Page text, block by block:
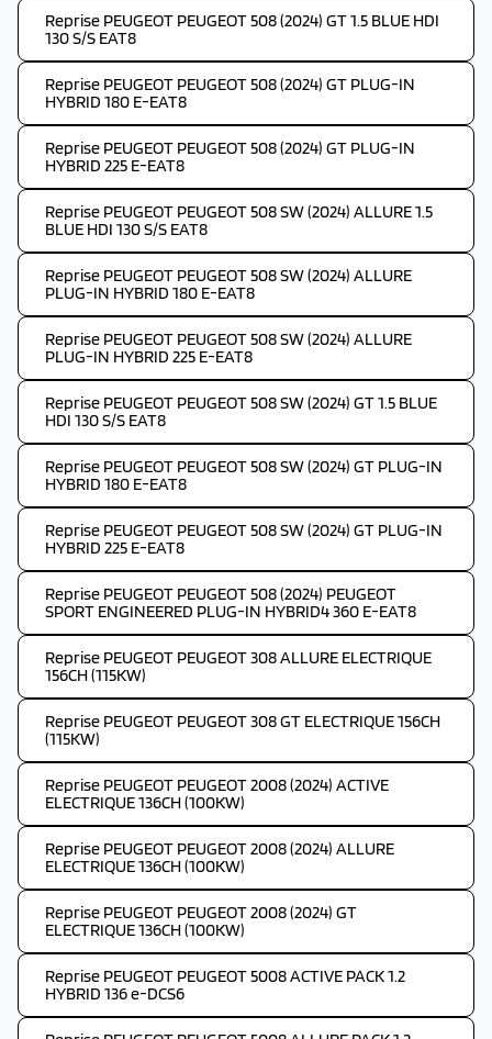
Reprise PEUGEOT PEUGEOT 508 (2024) GT 1.5 BLUE HDI
130 S/S EAT8
Reprise PEUGEOT PEUGEOT 508 (2024) GT PLUG-IN
HYBRID 180 E-EAT8
Reprise PEUGEOT PEUGEOT 508 (2024) GT PLUG-IN
HYBRID 225 E-EAT8
Reprise PEUGEOT PEUGEOT 508 SW (2024) ALLURE 1.5
BLUE HDI 130 S/S EAT8
Reprise PEUGEOT PEUGEOT 508 SW (2024) ALLURE
PLUG-IN HYBRID 180 E-EAT8
Reprise PEUGEOT PEUGEOT 508 SW (2024) ALLURE
PLUG-IN HYBRID 225 E-EAT8
Reprise PEUGEOT PEUGEOT 508 SW (2024) GT 1.5 BLUE
HDI 130 S/S EAT8
Reprise PEUGEOT PEUGEOT 508 SW (2024) GT PLUG-IN
HYBRID 180 E-EAT8
Reprise PEUGEOT PEUGEOT 508 SW (2024) GT PLUG-IN
HYBRID 225 E-EAT8
Reprise PEUGEOT PEUGEOT 508 (2024) PEUGEOT
SPORT ENGINEERED PLUG-IN HYBRID4 360 E-EAT8
Reprise PEUGEOT PEUGEOT 308 ALLURE ELECTRIQUE
156CH (115KW)
Reprise PEUGEOT PEUGEOT 308 GT ELECTRIQUE 156CH
(115KW)
Reprise PEUGEOT PEUGEOT 2008 (2024) ACTIVE
ELECTRIQUE 136CH (100KW)
Reprise PEUGEOT PEUGEOT 2008 (2024) ALLURE
ELECTRIQUE 136CH (100KW)
Reprise PEUGEOT PEUGEOT 2008 (2024) GT
ELECTRIQUE 136CH (100KW)
Reprise PEUGEOT PEUGEOT 5008 ACTIVE PACK 1.2
HYBRID 136 e-DCS6